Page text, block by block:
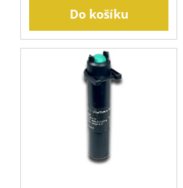
Do košíku